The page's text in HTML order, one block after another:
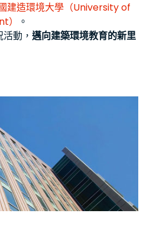
建造環境大學（University of
。
動， 邁向建築環境教育的新里